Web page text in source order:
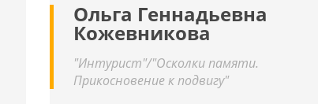
Ольга Геннадьевна
Кожевникова
"Интурист"/"Осколки памяти.
Прикосновение к подвигу"